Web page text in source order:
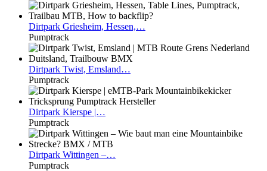
Dirtpark Griesheim, Hessen,…
Pumptrack
Dirtpark Twist, Emsland…
Pumptrack
Dirtpark Kierspe |…
Pumptrack
Dirtpark Wittingen –…
Pumptrack